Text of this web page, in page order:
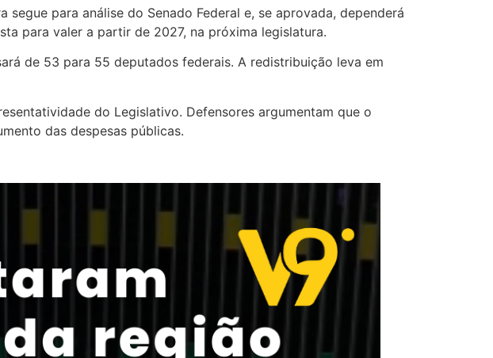
para análise do Senado Federal e, se aprovada, dependerá
para valer a partir de 2027, na próxima legislatura.
de 53 para 55 deputados federais. A redistribuição leva em
do Legislativo. Defensores argumentam que o
das despesas públicas.